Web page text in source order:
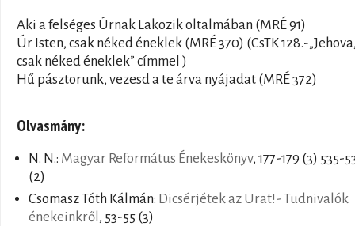
Aki a felséges Úrnak Lakozik oltalmában (MRÉ 91)
Úr Isten, csak néked éneklek (MRÉ 370) (CsTK 128.-
csak néked éneklek” címmel )
Hű pásztorunk, vezesd a te árva nyájadat (MRÉ 372)
Olvasmány:
N. N.: Magyar Református Énekeskönyv, 177-179 (3) 535-
(2)
Csomasz Tóth Kálmán: Dicsérjétek az Urat!- Tudnivalók
énekeinkről , 53-55 (3)